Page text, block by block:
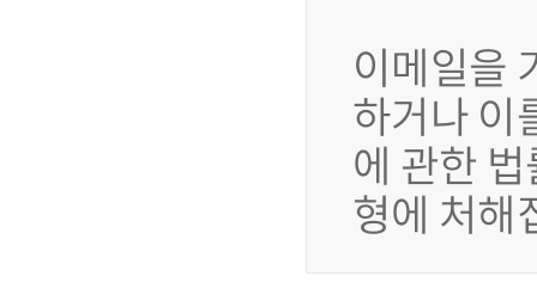
이메일을
하거나 이
에 관한
형에 처해